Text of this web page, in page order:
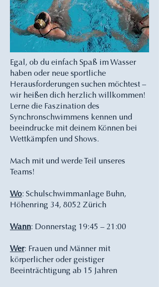
Egal, ob du einfach Spaß im Wasser
haben oder neue sportliche
Herausforderungen suchen möchtest –
wir heißen dich herzlich willkommen!
Lerne die Faszination des
Synchronschwimmens kennen und
beeindrucke mit deinem Können bei
Wettkämpfen und Shows.
Mach mit und werde Teil unseres
Teams!
Wo: Schulschwimmanlage Buhn,
Höhenring 34, 8052 Zürich
Wann: Donnerstag 19:45 – 21:00
Wer: Frauen und Männer mit
körperlicher oder geistiger
Beeinträchtigung ab 15 Jahren